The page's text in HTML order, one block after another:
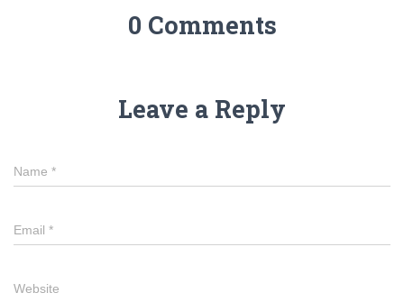
0 Comments
Leave a Reply
Name *
Email *
Website